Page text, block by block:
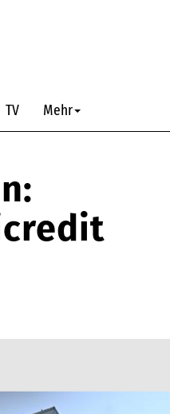
TV Mehr